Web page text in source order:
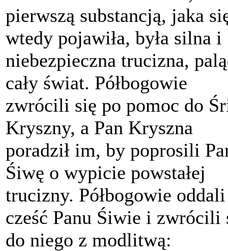
pierwszą substancją, jaka
wtedy pojawiła, była silna i
niebezpieczna trucizna,
cały świat. Półbogowie
zwrócili się po pomoc do
Kryszny, a Pan Kryszna
poradził im, by poprosili
Śiwę o wypicie powstałej
trucizny. Półbogowie oddali
cześć Panu Śiwie i zwrócili
do niego z modlitwą: